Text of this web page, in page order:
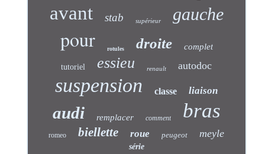
avant stab supérieur gauche
pour rotules droite complet
tutoriel essieu renault autodoc
suspension classe liaison
audi remplacer comment bras
romeo biellette roue peugeot meyle
série